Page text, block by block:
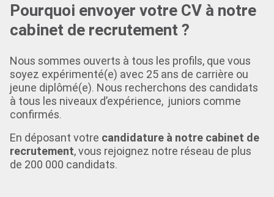
Pourquoi envoyer votre CV à notre
cabinet de recrutement ?
Nous sommes ouverts à tous les profils, que vous
soyez expérimenté(e) avec 25 ans de carrière ou
jeune diplômé(e). Nous recherchons des candidats
à tous les niveaux d’expérience, juniors comme
confirmés.
En déposant votre candidature à notre cabinet de
recrutement, vous rejoignez notre réseau de plus
de 200 000 candidats.